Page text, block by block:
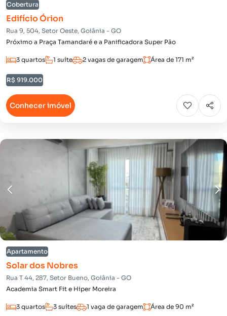
Cobertura
Edifício Órion
Rua 9, 504, Setor Oeste, Goiânia - GO
Próximo a Praça Tamandaré e a Panificadora Super Pão
3 quartos 1 suíte 2 vagas de garagem Área de 171 m²
R$ 919.000
Conhecer imóvel
Apartamento
Solar dos Nobres
Rua T 44, 287, Setor Bueno, Goiânia - GO
Academia Smart Fit e Hiper Moreira
3 quartos 3 suítes 1 vaga de garagem Área de 90 m²